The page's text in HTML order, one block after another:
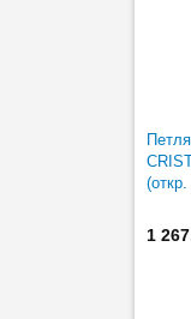
(откр.
1